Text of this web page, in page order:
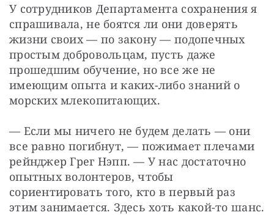
У сотрудников Департамента сохранения я
спрашивала, не боятся ли они доверять
жизни своих — по закону — подопечных
простым добровольцам, пусть даже
прошедшим обучение, но все же не
имеющим опыта и каких-либо знаний о
морских млекопитающих.
— Если мы ничего не будем делать — они
все равно погибнут, — пожимает плечами
рейнджер Грег Нэпп. — У нас достаточно
опытных волонтеров, чтобы
сориентировать того, кто в первый раз
этим занимается. Здесь хоть какой-то шанс.